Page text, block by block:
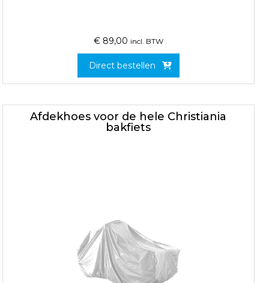
€ 89,00 incl. BTW
Direct bestellen
Afdekhoes voor de hele Christiania
bakfiets